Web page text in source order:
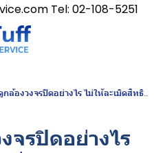
Tel: 02-108-5251
องวงจรปิดอย่างไร ไม่ให้ละเมิดสิทธิส่วนบุคคล
จรปิดอย่างไร